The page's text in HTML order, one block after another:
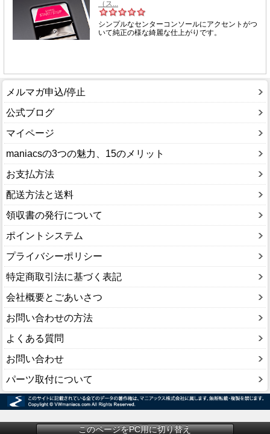
メルマガ申込/停止
公式ブログ
マイページ
maniacsの3つの魅力、15のメリット
お支払方法
配送方法と送料
領収書の発行について
ポイントシステム
プライバシーポリシー
特定商取引法に基づく表記
会社概要とごあいさつ
お問い合わせの方法
よくある質問
お問い合わせ
パーツ取付について
このページをPC用に切り替え